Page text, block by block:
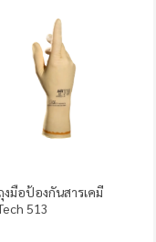
งมือป้องกันสารเคมี
513